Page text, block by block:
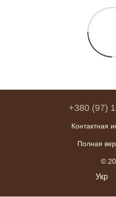
+380 (97)
Контактная
Полная
©
Укр